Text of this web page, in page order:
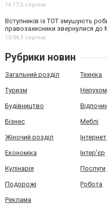
16:17,5 серпня
Вступників із ТОТ змушують
правозахисники звернулися до
15:04,5 серпня
Рубрики новин
Загальний розділ Техніка
Туризм
Будівництво
Бізнес Меблі
Жіночий розділ Інтернет
Економіка Інтер'єр
Кулінарія Послуги
Подорожі Робота
Реклама